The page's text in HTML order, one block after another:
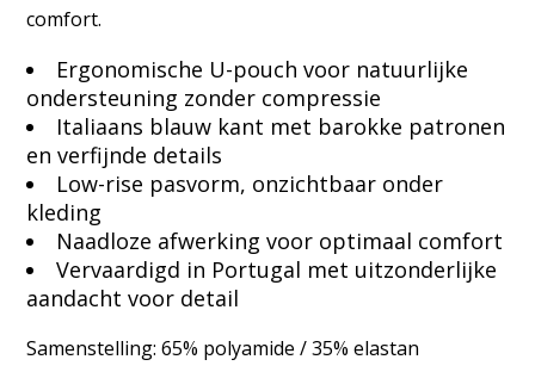
comfort.
Ergonomische U-pouch voor natuurlijke
ondersteuning zonder compressie
Italiaans blauw kant met barokke patronen
en verfijnde details
Low-rise pasvorm, onzichtbaar onder
kleding
Naadloze afwerking voor optimaal comfort
Vervaardigd in Portugal met uitzonderlijke
aandacht voor detail
Samenstelling: 65% polyamide / 35% elastan